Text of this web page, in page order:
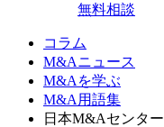
無料相談
コラム
M&Aニュース
M&Aを学ぶ
M&A用語集
日本M&Aセンター